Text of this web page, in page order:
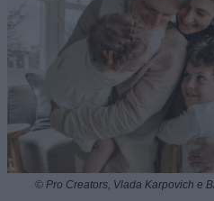
© Pro Creators, Vlada Karpovich e